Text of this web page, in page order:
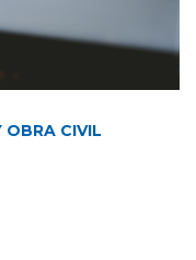
OBRA CIVIL